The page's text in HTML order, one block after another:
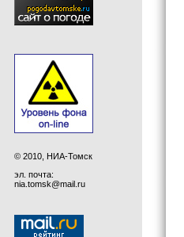
© 2010, НИА-Томск
эл. почта:
nia.tomsk@mail.ru